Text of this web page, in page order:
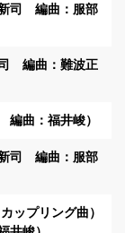
司 編曲：服部
編曲：難波正
曲：福井峻）
司 編曲：服部
ップリング曲）